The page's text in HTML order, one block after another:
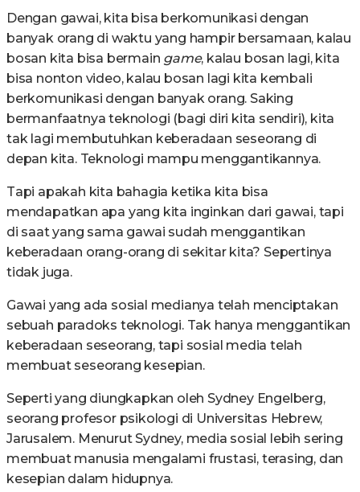
Dengan gawai, kita bisa berkomunikasi dengan
banyak orang di waktu yang hampir bersamaan, kalau
bosan kita bisa bermain game, kalau bosan lagi, kita
bisa nonton video, kalau bosan lagi kita kembali
berkomunikasi dengan banyak orang. Saking
bermanfaatnya teknologi (bagi diri kita sendiri), kita
tak lagi membutuhkan keberadaan seseorang di
depan kita. Teknologi mampu menggantikannya.
Tapi apakah kita bahagia ketika kita bisa
mendapatkan apa yang kita inginkan dari gawai, tapi
di saat yang sama gawai sudah menggantikan
keberadaan orang-orang di sekitar kita? Sepertinya
tidak juga.
Gawai yang ada sosial medianya telah menciptakan
sebuah paradoks teknologi. Tak hanya menggantikan
keberadaan seseorang, tapi sosial media telah
membuat seseorang kesepian.
Seperti yang diungkapkan oleh Sydney Engelberg,
seorang profesor psikologi di Universitas Hebrew,
Jarusalem. Menurut Sydney, media sosial lebih sering
membuat manusia mengalami frustasi, terasing, dan
kesepian dalam hidupnya.